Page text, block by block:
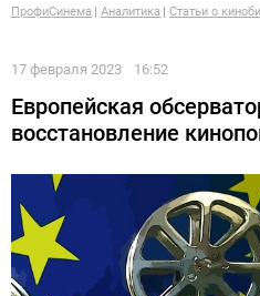
ПрофиСинема Аналитика Статьи о
17 февраля 2023 16:52
Европейская
восстановление